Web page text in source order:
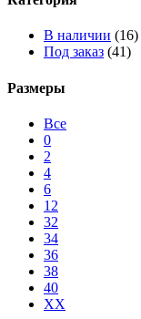
В наличии (16)
Под заказ (41)
Размеры
Все
0
2
4
6
12
32
34
36
38
40
XX